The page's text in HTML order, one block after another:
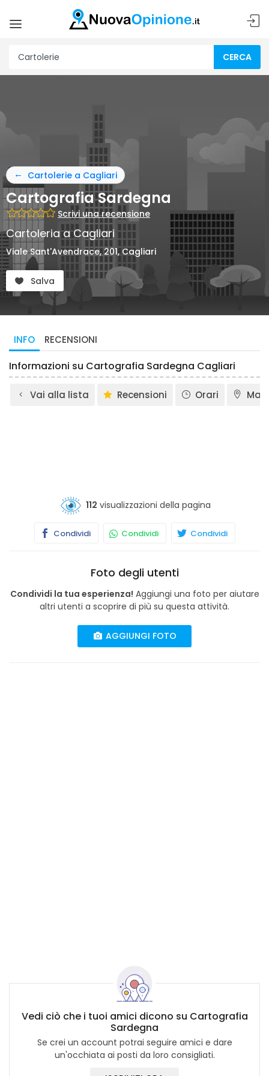
CERCA
Cartolerie a Cagliari
Cartografia Sardegna
Scrivi una recensione
Cartoleria a Cagliari
Viale Sant'Avendrace, 201, Cagliari
Salva
INFO RECENSIONI
Informazioni su Cartografia Sardegna Cagliari
Vai alla lista Recensioni Orari
112 visualizzazioni della pagina
Condividi Condividi Condividi
Foto degli utenti
Condividi la tua esperienza! Aggiungi una foto per aiutare
altri utenti a scoprire di più su questa attività.
AGGIUNGI FOTO
Vedi ciò che i tuoi amici dicono su Cartografia
Sardegna
Se crei un account potrai seguire amici e dare
un'occhiata ai posti da loro consigliati.